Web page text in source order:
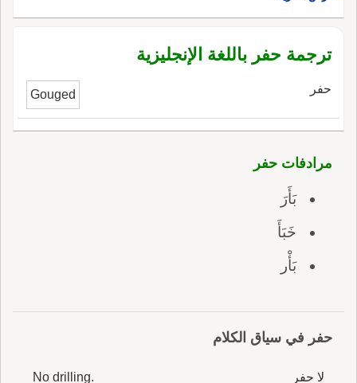
ترجمة حفر باللغة الإنجليزية
حفر Gouged
مرادفات حفر
بَأَرَ
خَبَأَ
بَأْر
حفر في سياق الكلام
لا حفر No drilling.